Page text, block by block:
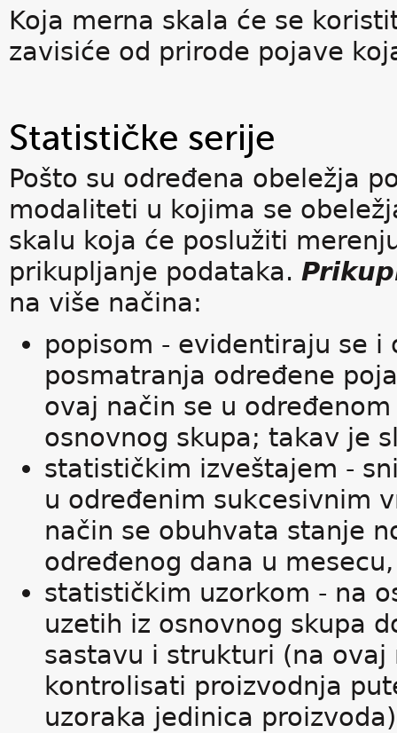
Koja merna skala će se
zavisiće od prirode pojave
Statističke serije
Pošto su određena obeležja
modaliteti u kojima se
skalu koja će poslužiti
prikupljanje podataka.
na više načina:
popisom - evidentiraju se i
posmatranja određene
ovaj način se u
osnovnog skupa; takav je
statističkim izveštajem -
u određenim sukcesivnim
način se obuhvata stanje
određenog dana u
statističkim uzorkom - na
uzetih iz osnovnog skupa
sastavu i strukturi (na
kontrolisati proizvodnja
uzoraka jedinica